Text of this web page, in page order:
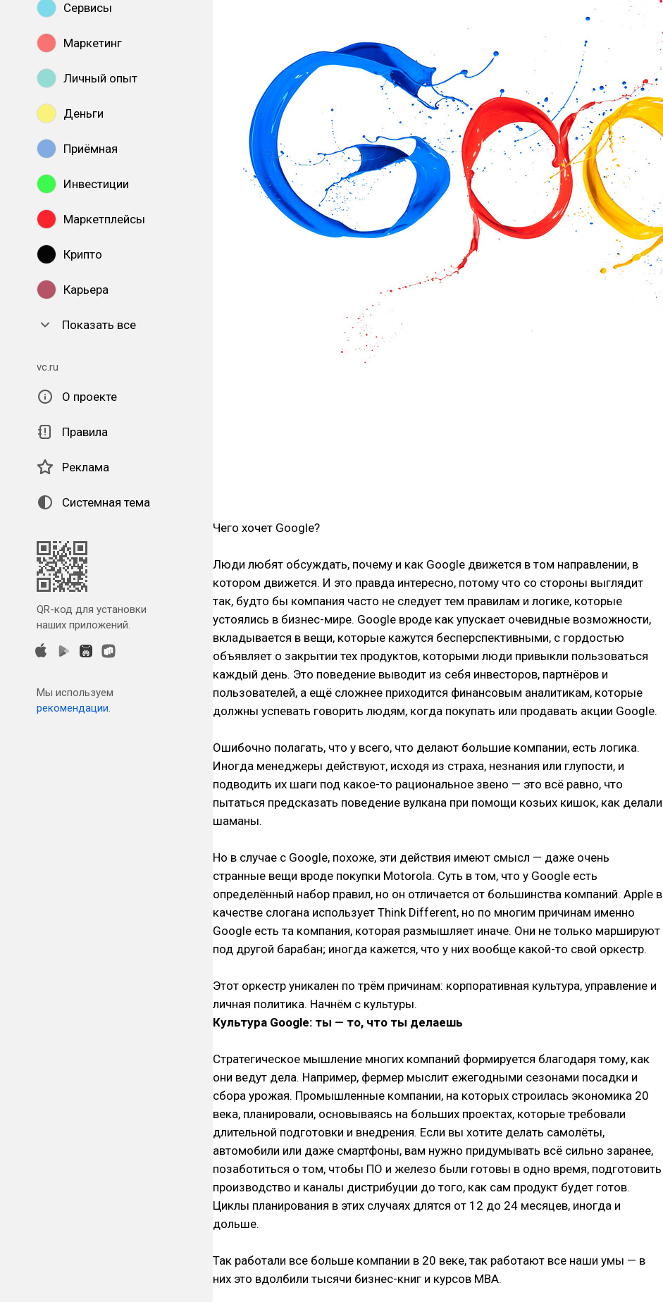
Сервисы
Маркетинг
Личный опыт
Деньги
Приёмная
Инвестиции
Маркетплейсы
Крипто
Карьера
Показать все
vc.ru
О проекте
Правила
Реклама
Системная тема
QR-код для установки
наших приложений.
Мы используем
рекомендации.
Чего хочет Google?
Люди любят обсуждать, почему и как Google движется в том направлении, в
котором движется. И это правда интересно, потому что со стороны выглядит
так, будто бы компания часто не следует тем правилам и логике, которые
устоялись в бизнес-мире. Google вроде как упускает очевидные возможности,
вкладывается в вещи, которые кажутся бесперспективными, с гордостью
объявляет о закрытии тех продуктов, которыми люди привыкли пользоваться
каждый день. Это поведение выводит из себя инвесторов, партнёров и
пользователей, а ещё сложнее приходится финансовым аналитикам, которые
должны успевать говорить людям, когда покупать или продавать акции Google.
Ошибочно полагать, что у всего, что делают большие компании, есть логика.
Иногда менеджеры действуют, исходя из страха, незнания или глупости, и
подводить их шаги под какое-то рациональное звено — это всё равно, что
пытаться предсказать поведение вулкана при помощи козьих кишок, как делали
шаманы.
Но в случае с Google, похоже, эти действия имеют смысл — даже очень
странные вещи вроде покупки Motorola. Суть в том, что у Google есть
определённый набор правил, но он отличается от большинства компаний. Apple в
качестве слогана использует Think Different, но по многим причинам именно
Google есть та компания, которая размышляет иначе. Они не только маршируют
под другой барабан; иногда кажется, что у них вообще какой-то свой оркестр.
Этот оркестр уникален по трём причинам: корпоративная культура, управление и
личная политика. Начнём с культуры.
Культура Google: ты — то, что ты делаешь
Стратегическое мышление многих компаний формируется благодаря тому, как
они ведут дела. Например, фермер мыслит ежегодными сезонами посадки и
сбора урожая. Промышленные компании, на которых строилась экономика 20
века, планировали, основываясь на больших проектах, которые требовали
длительной подготовки и внедрения. Если вы хотите делать самолёты,
автомобили или даже смартфоны, вам нужно придумывать всё сильно заранее,
позаботиться о том, чтобы ПО и железо были готовы в одно время, подготовить
производство и каналы дистрибуции до того, как сам продукт будет готов.
Циклы планирования в этих случаях длятся от 12 до 24 месяцев, иногда и
дольше.
Так работали все больше компании в 20 веке, так работают все наши умы — в
них это вдолбили тысячи бизнес-книг и курсов MBA.